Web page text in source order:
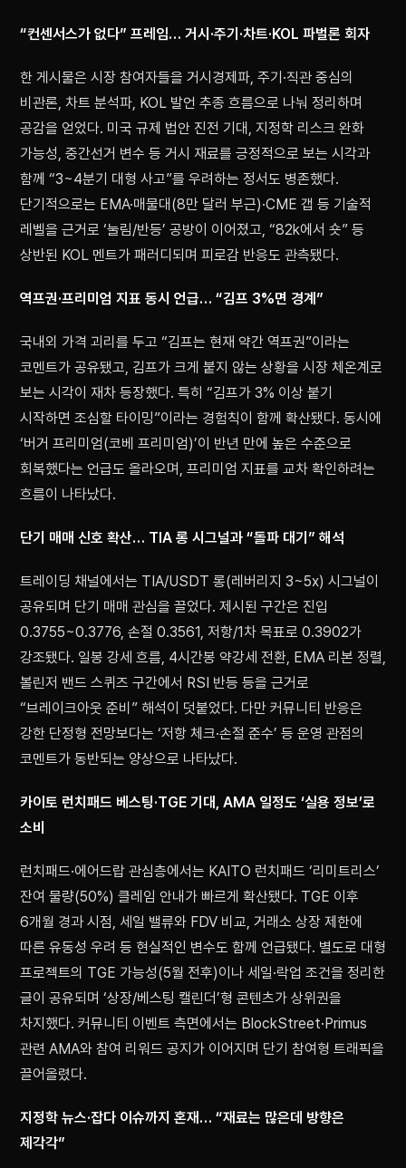
“컨센서스가 없다” 프레임… 거시·주기·차트·KOL 파벌론 회자
한 게시물은 시장 참여자들을 거시경제파, 주기·직관 중심의
비관론, 차트 분석파, KOL 발언 추종 흐름으로 나눠 정리하며
공감을 얻었다. 미국 규제 법안 진전 기대, 지정학 리스크 완화
가능성, 중간선거 변수 등 거시 재료를 긍정적으로 보는 시각과
함께 “3~4분기 대형 사고”를 우려하는 정서도 병존했다.
단기적으로는 EMA·매물대(8만 달러 부근)·CME 갭 등 기술적
레벨을 근거로 ‘눌림/반등’ 공방이 이어졌고, “82k에서 숏” 등
상반된 KOL 멘트가 패러디되며 피로감 반응도 관측됐다.
역프권·프리미엄 지표 동시 언급… “김프 3%면 경계”
국내외 가격 괴리를 두고 “김프는 현재 약간 역프권”이라는
코멘트가 공유됐고, 김프가 크게 붙지 않는 상황을 시장 체온계로
보는 시각이 재차 등장했다. 특히 “김프가 3% 이상 붙기
시작하면 조심할 타이밍”이라는 경험칙이 함께 확산됐다. 동시에
‘버거 프리미엄(코베 프리미엄)’이 반년 만에 높은 수준으로
회복했다는 언급도 올라오며, 프리미엄 지표를 교차 확인하려는
흐름이 나타났다.
단기 매매 신호 확산… TIA 롱 시그널과 “돌파 대기” 해석
트레이딩 채널에서는 TIA/USDT 롱(레버리지 3~5x) 시그널이
공유되며 단기 매매 관심을 끌었다. 제시된 구간은 진입
0.3755~0.3776, 손절 0.3561, 저항/1차 목표로 0.3902가
강조됐다. 일봉 강세 흐름, 4시간봉 약강세 전환, EMA 리본 정렬,
볼린저 밴드 스퀴즈 구간에서 RSI 반등 등을 근거로
“브레이크아웃 준비” 해석이 덧붙었다. 다만 커뮤니티 반응은
강한 단정형 전망보다는 ‘저항 체크·손절 준수’ 등 운영 관점의
코멘트가 동반되는 양상으로 나타났다.
카이토 런치패드 베스팅·TGE 기대, AMA 일정도 ‘실용 정보’로
소비
런치패드·에어드랍 관심층에서는 KAITO 런치패드 ‘리미트리스’
잔여 물량(50%) 클레임 안내가 빠르게 확산됐다. TGE 이후
6개월 경과 시점, 세일 밸류와 FDV 비교, 거래소 상장 제한에
따른 유동성 우려 등 현실적인 변수도 함께 언급됐다. 별도로 대형
프로젝트의 TGE 가능성(5월 전후)이나 세일·락업 조건을 정리한
글이 공유되며 ‘상장/베스팅 캘린더’형 콘텐츠가 상위권을
차지했다. 커뮤니티 이벤트 측면에서는 BlockStreet·Primus
관련 AMA와 참여 리워드 공지가 이어지며 단기 참여형 트래픽을
끌어올렸다.
지정학 뉴스·잡다 이슈까지 혼재… “재료는 많은데 방향은
제각각”